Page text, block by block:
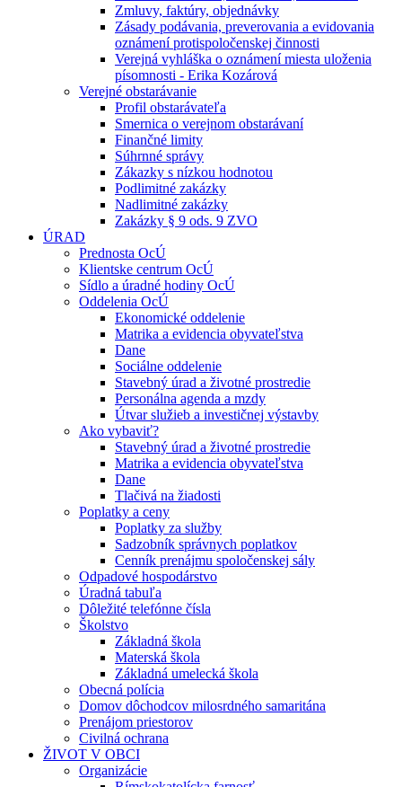
Zmluvy, faktúry, objednávky
Zásady podávania, preverovania a evidovania
oznámení protispoločenskej činnosti
Verejná vyhláška o oznámení miesta uloženia
písomnosti - Erika Kozárová
Verejné obstarávanie
Profil obstarávateľa
Smernica o verejnom obstarávaní
Finančné limity
Súhrnné správy
Zákazky s nízkou hodnotou
Podlimitné zakázky
Nadlimitné zakázky
Zakázky § 9 ods. 9 ZVO
ÚRAD
Prednosta OcÚ
Klientske centrum OcÚ
Sídlo a úradné hodiny OcÚ
Oddelenia OcÚ
Ekonomické oddelenie
Matrika a evidencia obyvateľstva
Dane
Sociálne oddelenie
Stavebný úrad a životné prostredie
Personálna agenda a mzdy
Útvar služieb a investičnej výstavby
Ako vybaviť?
Stavebný úrad a životné prostredie
Matrika a evidencia obyvateľstva
Dane
Tlačivá na žiadosti
Poplatky a ceny
Poplatky za služby
Sadzobník správnych poplatkov
Cenník prenájmu spoločenskej sály
Odpadové hospodárstvo
Úradná tabuľa
Dôležité telefónne čísla
Školstvo
Základná škola
Materská škola
Základná umelecká škola
Obecná polícia
Domov dôchodcov milosrdného samaritána
Prenájom priestorov
Civilná ochrana
ŽIVOT V OBCI
Organizácie